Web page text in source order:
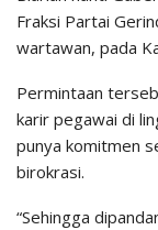
Fraksi Partai
wartawan, pada
Permintaan
karir pegawai di
punya komitmen
birokrasi.
“Sehingga